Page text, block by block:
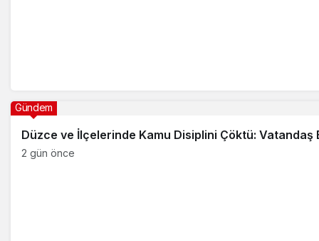
Düzce ve İlçelerinde Kamu Disiplini Çöktü:
Gündem
2 gün önce